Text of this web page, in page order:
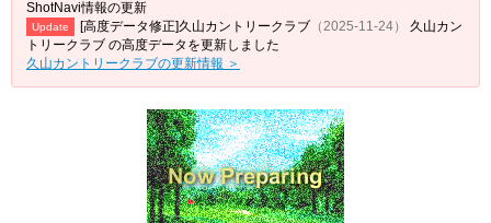
ShotNavi情報の更新
Update [高度データ修正]久山カントリークラブ （2025-11-24）
久山カン
トリークラブ の高度データを更新しました
久山カントリークラブの更新情報 ＞